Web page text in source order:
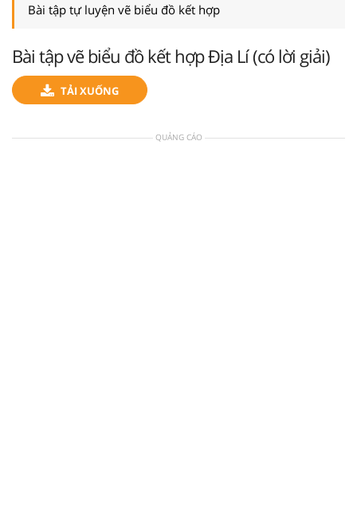
Bài tập tự luyện vẽ biểu đồ kết hợp
Bài tập vẽ biểu đồ kết hợp Địa Lí (có lời giải)
TẢI XUỐNG
QUẢNG CÁO